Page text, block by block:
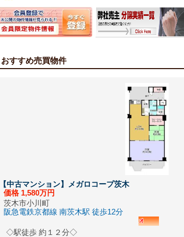
2026/07/20
会員専用物件（中古マンション） １件登録しました。
会員専用物件（中古マンション） １件登録しました。
用物件（中古戸建） １件登録しました。
用物件（中古戸建） １件登録しました。
用物件（中古戸建） １件登録しました。
会員専用物件（中古戸建） １件登録しました。
2026/07/06
中古戸建 茨木市宿久庄4丁目
一般公開物件 １件登録しました。
おすすめ売買物件
【中古マンション】
メガロコープ茨木
価格 1,580万円
茨木市小川町
阪急電鉄京都線 南茨木駅 徒歩12分
◇駅徒歩 約１２分◇